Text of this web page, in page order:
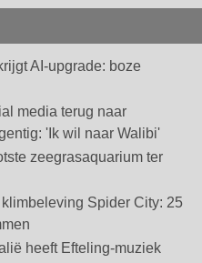
AI-upgrade: boze
media terug naar
'Ik wil naar Walibi'
zeegrasaquarium ter
Spider City: 25
heeft Efteling-muziek